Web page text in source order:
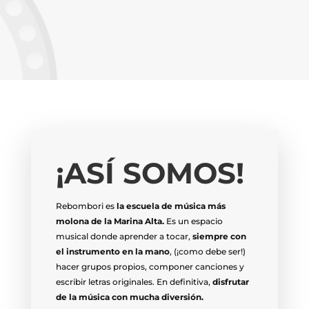
¡ASÍ SOMOS!
Rebombori es la escuela de música más
molona de la Marina Alta.Es un espacio
musical donde aprender a tocar, siempre con
el instrumento en la mano, (¡como debe ser!)
hacer grupos propios, componer canciones y
escribir letras originales. En definitiva, disfrutar
de la música con mucha diversión.